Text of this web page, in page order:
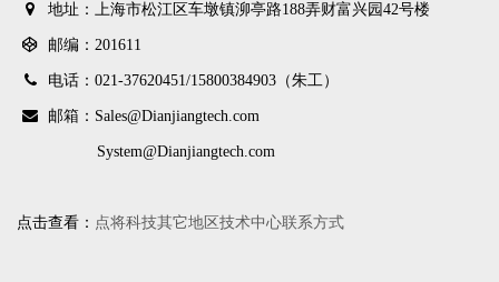
地址：上海市松江区车墩镇泖亭路188弄财富兴园42号楼
邮编：201611
电话：021-37620451/15800384903（朱工）
邮箱：Sales@Dianjiangtech.com
System@Dianjiangtech.com
点击查看： 点将科技其它地区技术中心联系方式